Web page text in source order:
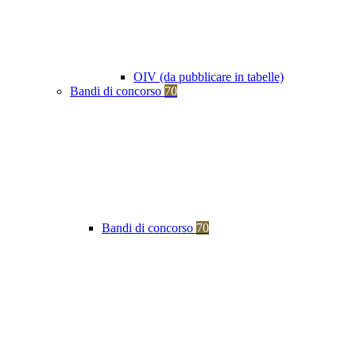
OIV (da pubblicare in tabelle)
Bandi di concorso 70
Bandi di concorso 70